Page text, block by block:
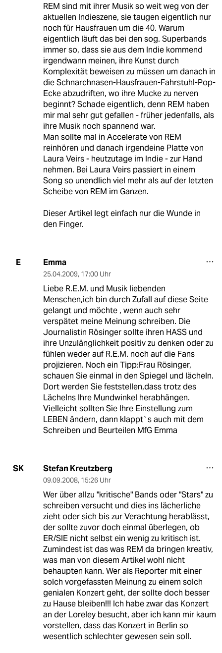
REM sind mit ihrer Musik so weit weg von der
aktuellen Indieszene, sie taugen eigentlich nur
noch für Hausfrauen um die 40. Warum
eigentlich läuft das bei den sog. Superbands
immer so, dass sie aus dem Indie kommend
irgendwann meinen, ihre Kunst durch
Komplexität beweisen zu müssen um danach in
die Schnarchnasen-Hausfrauen-Fahrstuhl-Pop-
Ecke abzudriften, wo ihre Mucke zu nerven
beginnt? Schade eigentlich, denn REM haben
mir mal sehr gut gefallen - früher jedenfalls, als
ihre Musik noch spannend war.
Man sollte mal in Accelerate von REM
reinhören und danach irgendeine Platte von
Laura Veirs - heutzutage im Indie - zur Hand
nehmen. Bei Laura Veirs passiert in einem
Song so unendlich viel mehr als auf der letzten
Scheibe von REM im Ganzen.
Dieser Artikel legt einfach nur die Wunde in
den Finger.
E Emma
25.04.2009, 17:00 Uhr
Liebe R.E.M. und Musik liebenden
Menschen,ich bin durch Zufall auf diese Seite
gelangt und möchte , wenn auch sehr
verspätet meine Meinung schreiben. Die
Journalistin Rösinger sollte ihren HASS und
ihre Unzulänglichkeit positiv zu denken oder zu
fühlen weder auf R.E.M. noch auf die Fans
projizieren. Noch ein Tipp:Frau Rösinger,
schauen Sie einmal in den Spiegel und lächeln.
Dort werden Sie feststellen,dass trotz des
Lächelns Ihre Mundwinkel herabhängen.
Vielleicht sollten Sie Ihre Einstellung zum
LEBEN ändern, dann klappt`s auch mit dem
Schreiben und Beurteilen MfG Emma
SK Stefan Kreutzberg
09.09.2008, 15:26 Uhr
Wer über allzu "kritische" Bands oder "Stars" zu
schreiben versucht und dies ins lächerliche
zieht oder sich bis zur Verachtung herablässt,
der sollte zuvor doch einmal überlegen, ob
ER/SIE nicht selbst ein wenig zu kritisch ist.
Zumindest ist das was REM da bringen kreativ,
was man von diesem Artikel wohl nicht
behaupten kann. Wer als Reporter mit einer
solch vorgefassten Meinung zu einem solch
genialen Konzert geht, der sollte doch besser
zu Hause bleiben!!! Ich habe zwar das Konzert
an der Loreley besucht, aber ich kann mir kaum
vorstellen, dass das Konzert in Berlin so
wesentlich schlechter gewesen sein soll.